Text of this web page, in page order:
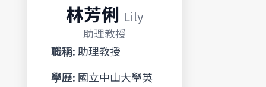
林芳俐 Lily
助理教授
職稱:助理教授
學歷: 國立中山大學英